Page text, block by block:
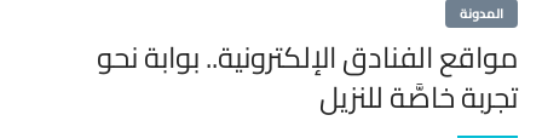
المدونة
مواقع الفنادق الإلكترونية.. بوابة نحو
تجربة خاصَّة للنزيل